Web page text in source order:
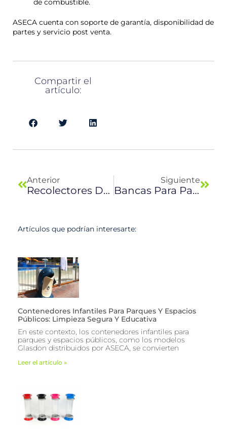
de combustible.
ASECA cuenta con soporte de garantía, disponibilidad de
partes y servicio post venta.
Compartir el
artículo:
Anterior
Recolectores De Carga Frontal
Siguiente
Bancas Para Parques
Artículos que podrían interesarte:
Contenedores Infantiles Para Parques Y Espacios
Públicos: Limpieza Segura Y Educativa
En este contexto, los contenedores infantiles para
parques y espacios públicos, como los modelos
Glasdon distribuidos por ASECA, se convierten
Leer el artículo »